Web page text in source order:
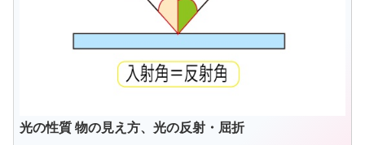
光の性質 物の見え方、光の反射・屈折